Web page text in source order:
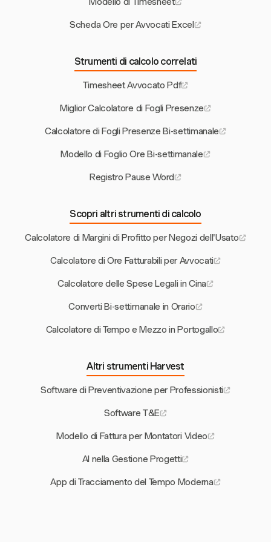
Scheda Ore per Avvocati Excel
Strumenti di calcolo correlati
Timesheet Avvocato Pdf
Miglior Calcolatore di Fogli Presenze
Calcolatore di Fogli Presenze Bi-settimanale
Modello di Foglio Ore Bi-settimanale
Registro Pause Word
Scopri altri strumenti di calcolo
Calcolatore di Margini di Profitto per Negozi dell'Usato
Calcolatore di Ore Fatturabili per Avvocati
Calcolatore delle Spese Legali in Cina
Converti Bi-settimanale in Orario
Calcolatore di Tempo e Mezzo in Portogallo
Altri strumenti Harvest
Software di Preventivazione per Professionisti
Software T&E
Modello di Fattura per Montatori Video
AI nella Gestione Progetti
App di Tracciamento del Tempo Moderna